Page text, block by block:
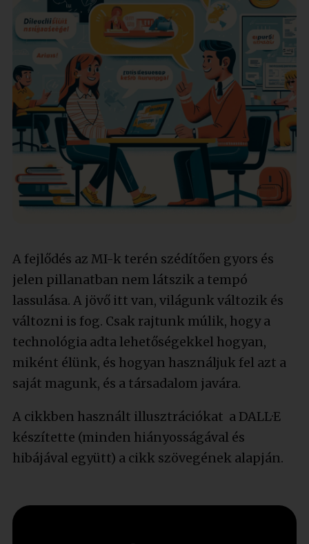
A fejlődés az MI-k terén szédítően gyors és
jelen pillanatban nem látszik a tempó
lassulása. A jövő itt van, világunk változik és
változni is fog. Csak rajtunk múlik, hogy a
technológia adta lehetőségekkel hogyan,
miként élünk, és hogyan használjuk fel azt a
saját magunk, és a társadalom javára.
A cikkben használt illusztrációkat a DALL·E
készítette (minden hiányosságával és
hibájával együtt) a cikk szövegének alapján.